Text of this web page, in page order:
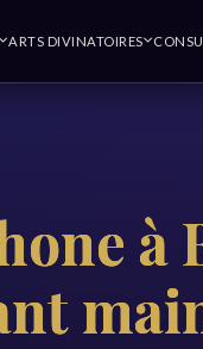
ARTS DIVINATOIRES
à